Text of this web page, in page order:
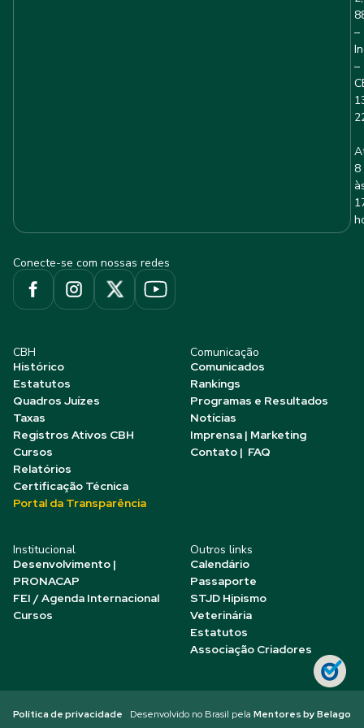
–
–
8
Conecte-se com nossas redes
CBH
Histórico
Estatutos
Quadros Juízes
Taxas
Registros Ativos CBH
Cursos
Relatórios
Certificação Técnica
Portal da Transparência
Comunicação
Comunicados
Rankings
Programas e Resultados
Notícias
Imprensa | Marketing
Contato | FAQ
Institucional
Desenvolvimento |
PRONACAP
FEI / Agenda Internacional
Cursos
Outros links
Calendário
Passaporte
STJD Hipismo
Veterinária
Estatutos
Associação Criadores
Política de privacidade Desenvolvido no Brasil pela Mentores by Belago